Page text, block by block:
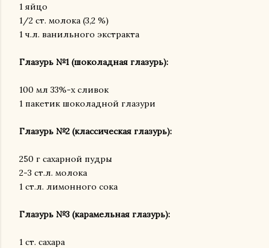
1 яйцо
1/2 ст. молока (3,2 %)
1 ч.л. ванильного экстракта
Глазурь №1 (шоколадная глазурь):
100 мл 33%-х сливок
1 пакетик шоколадной глазури
Глазурь №2 (классическая глазурь):
250 г сахарной пудры
2-3 ст.л. молока
1 ст.л. лимонного сока
Глазурь №3 (карамельная глазурь):
1 ст. сахара